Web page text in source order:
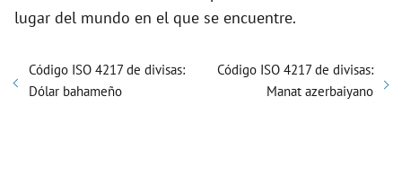
lugar del mundo en el que se encuentre.
Código ISO 4217 de divisas:
Dólar bahameño
Código ISO 4217 de divisas:
Manat azerbaiyano